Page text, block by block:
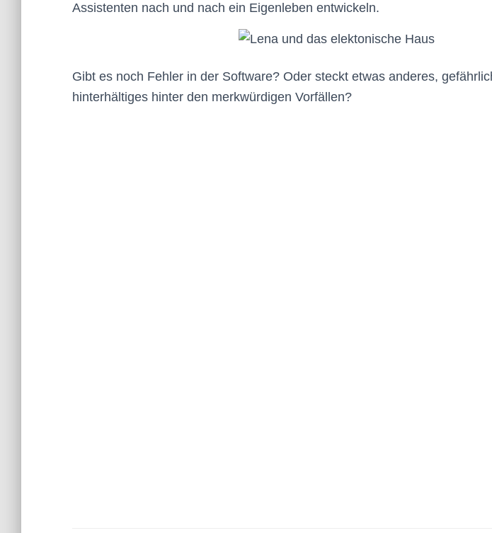
Assistenten nach und nach ein Eigenleben entwickeln.
Gibt es noch Fehler in der Software? Oder steckt etwas anderes,
hinterhältiges hinter den merkwürdigen Vorfällen?